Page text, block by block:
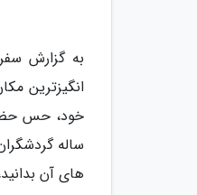
به گزارش
انگیزترین
خود، حس
ساله
های آن